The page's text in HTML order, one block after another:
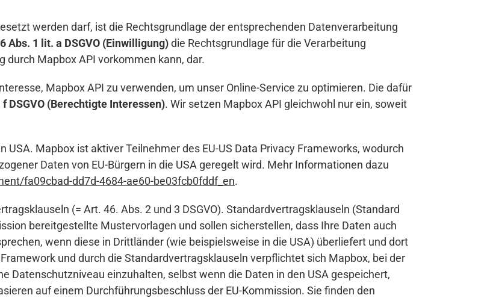
werden darf, ist die Rechtsgrundlage der entsprechenden Datenverarbeitung
Abs. 1 lit. a DSGVO (Einwilligung)die Rechtsgrundlage für die Verarbeitung
durch Mapbox API vorkommen kann, dar.
Mapbox API zu verwenden, um unser Online-Service zu optimieren. Die dafür
DSGVO (Berechtigte Interessen). Wir setzen Mapbox API gleichwohl nur ein, soweit
Mapbox ist aktiver Teilnehmer des EU-US Data Privacy Frameworks, wodurch
Daten von EU-Bürgern in die USA geregelt wird. Mehr Informationen dazu
fa09cbad-dd7d-4684-ae60-be03fcb0fddf_en.
(= Art. 46. Abs. 2 und 3 DSGVO). Standardvertragsklauseln (Standard
bereitgestellte Mustervorlagen und sollen sicherstellen, dass Ihre Daten auch
wenn diese in Drittländer (wie beispielsweise in die USA) überliefert und dort
und durch die Standardvertragsklauseln verpflichtet sich Mapbox, bei der
Datenschutzniveau einzuhalten, selbst wenn die Daten in den USA gespeichert,
auf einem Durchführungsbeschluss der EU-Kommission. Sie finden den